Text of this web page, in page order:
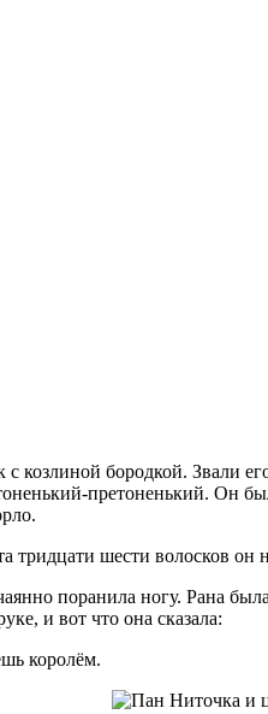
козлиной бородкой.
претоненький. Он
шести волосков он
поранила ногу. Рана
и вот что она сказала:
королём.